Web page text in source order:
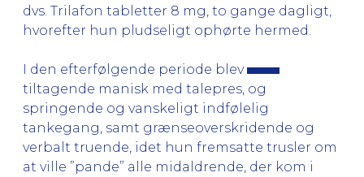
dvs. Trilafon tabletter 8 mg, to gange dagligt,
hvorefter hun pludseligt ophørte hermed.
I den efterfølgende periode blev
tiltagende manisk med talepres, og
springende og vanskeligt indfølelig
tankegang, samt grænseoverskridende og
verbalt truende, idet hun fremsatte trusler om
at ville ”pande” alle midaldrende, der kom i